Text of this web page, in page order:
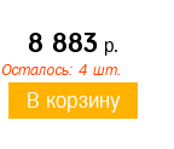
8 883р.
Осталось: 4 шт.
В корзину